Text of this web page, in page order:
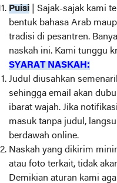
Puisi | Sajak-sajak kami
bentuk bahasa Arab
tradisi di pesantren.
naskah ini. Kami tunggu
SYARAT NASKAH:
Judul diusahkan
sehingga email akan
ibarat wajah. Jika
masuk tanpa judul,
berdawah online.
Naskah yang dikirim
atau foto terkait, tidak
Demikian aturan kami